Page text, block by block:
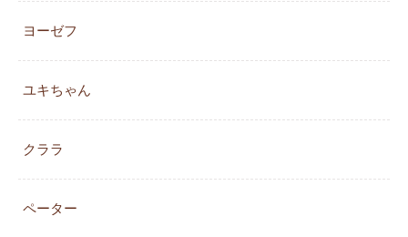
ヨーゼフ
ユキちゃん
クララ
ペーター